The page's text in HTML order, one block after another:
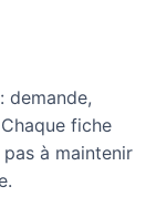
demande,
fiche
à maintenir